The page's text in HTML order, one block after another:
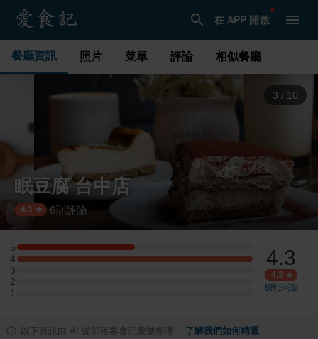
在 APP 開啟
餐廳資訊 照片 菜單 評論 相似餐廳
3 / 10
眠豆腐 台中店
4.3 ·6則評論
5
5 星：1 則評論
4
4 星：2 則評論
3
3 星：0 則評論
2
2 星：0 則評論
1
1 星：0 則評論
4.3
4.3
6則評論
以下資訊由 AI 從部落客食記彙整整理 了解我們如何精選